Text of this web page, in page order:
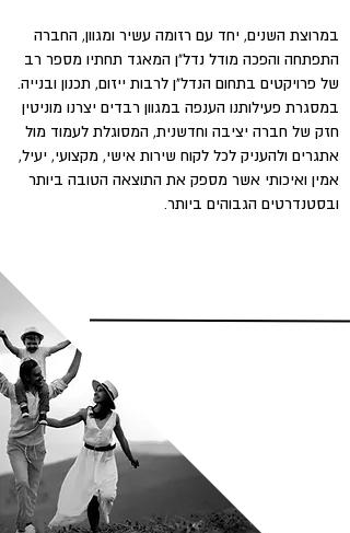
במרוצת השנים, יחד עם רזומה עשיר ומגוון, החברה
התפתחה והפכה מודל נדל"ן המאגד תחתיו מספר רב
של פרויקטים בתחום הנדל"ן לרבות ייזום, תכנון ובנייה.
במסגרת פעילותנו הענפה במגוון רבדים יצרנו מוניטין
חזק של חברה יציבה וחדשנית, המסוגלת לעמוד מול
אתגרים ולהעניק לכל לקוח שירות אישי, מקצועי, יעיל,
אמין ואיכותי אשר מספק את התוצאה הטובה ביותר
ובסטנדרטים הגבוהים ביותר.